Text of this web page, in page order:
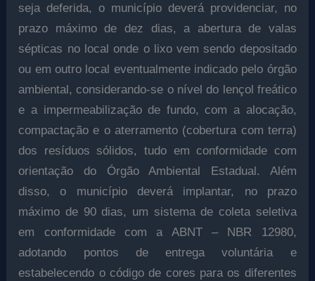
seja deferida, o município deverá providenciar, no
prazo máximo de dez dias, a abertura de valas
sépticas no local onde o lixo vem sendo depositado
ou em outro local eventualmente indicado pelo órgão
ambiental, considerando-se o nível do lençol freático
e a impermeabilização de fundo, com a alocação,
compactação e o aterramento (cobertura com terra)
dos resíduos sólidos, tudo em conformidade com
orientação do Órgão Ambiental Estadual. Além
disso, o município deverá implantar, no prazo
máximo de 90 dias, um sistema de coleta seletiva
em conformidade com a ABNT – NBR 12980,
adotando pontos de entrega voluntária e
estabelecendo o código de cores para os diferentes